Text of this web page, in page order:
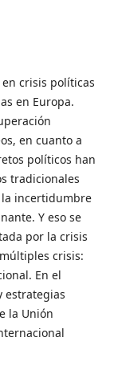
crisis políticas
en Europa.
en cuanto a
políticos han
tradicionales
la incertidumbre
Y eso se
por la crisis
crisis:
En el
estrategias
la Unión